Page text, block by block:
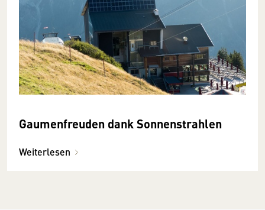
Gaumenfreuden dank Sonnenstrahlen
Weiterlesen